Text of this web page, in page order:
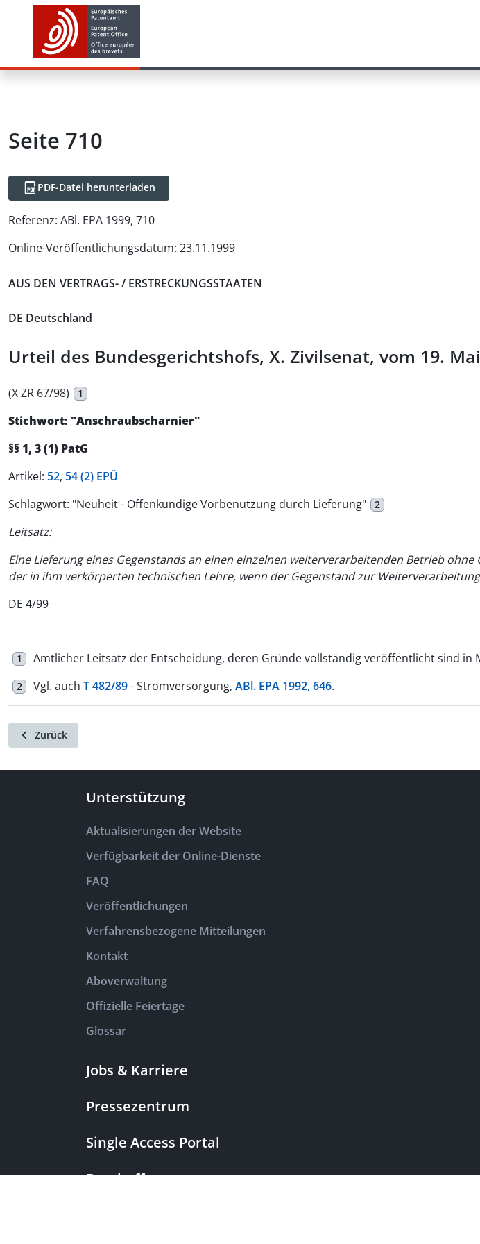
Seite 710
PDF-Datei herunterladen
Referenz: ABl. EPA 1999, 710
Online-Veröffentlichungsdatum: 23.11.1999
AUS DEN VERTRAGS- / ERSTRECKUNGSSTAATEN
DE Deutschland
Urteil des Bundesgerichtshofs, X. Zivilsenat, vom 19.
(X ZR 67/98) 1
Stichwort: "Anschraubscharnier"
§§ 1, 3 (1) PatG
Artikel: 52, 54 (2) EPÜ
Schlagwort: "Neuheit - Offenkundige Vorbenutzung durch Lieferung"
2
Leitsatz:
Eine Lieferung eines Gegenstands an einen einzelnen weiterverarbeitenden Betrieb
der in ihm verkörperten technischen Lehre, wenn der Gegenstand zur
DE 4/99
1 Amtlicher Leitsatz der Entscheidung, deren Gründe vollständig veröffentlicht sind in
2 Vgl. auch T 482/89- Stromversorgung, ABl. EPA 1992, 646.
Zurück
Unterstützung
Aktualisierungen der Website
Verfügbarkeit der Online-Dienste
FAQ
Veröffentlichungen
Verfahrensbezogene Mitteilungen
Kontakt
Aboverwaltung
Offizielle Feiertage
Glossar
Jobs & Karriere
Pressezentrum
Single Access Portal
Beschaffung